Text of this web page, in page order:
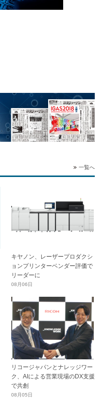
一覧へ
キヤノン、レーザープロダクシ
ョンプリンターベンダー評価で
リーダーに
08月06日
リコージャパンとナレッジワー
ク、AIによる営業現場のDX支援
で共創
08月05日